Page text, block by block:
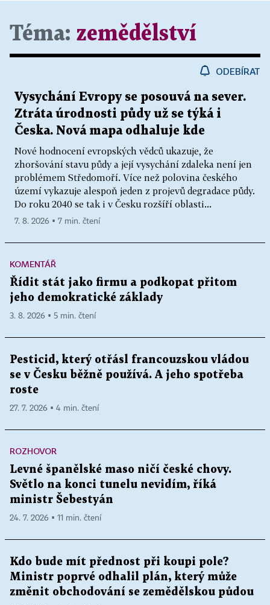
Téma: zemědělství
ODEBÍRAT
Vysychání Evropy se posouvá na sever.
Ztráta úrodnosti půdy už se týká i
Česka. Nová mapa odhaluje kde
Nové hodnocení evropských vědců ukazuje, že
zhoršování stavu půdy a její vysychání zdaleka není jen
problémem Středomoří. Více než polovina českého
území vykazuje alespoň jeden z projevů degradace půdy.
Do roku 2040 se tak i v Česku rozšíří oblasti...
7. 8. 2026 ▪ 7 min. čtení
KOMENTÁŘ
Řídit stát jako firmu a podkopat přitom
jeho demokratické základy
3. 8. 2026 ▪ 5 min. čtení
Pesticid, který otřásl francouzskou vládou
se v Česku běžně používá. A jeho spotřeba
roste
27. 7. 2026 ▪ 4 min. čtení
ROZHOVOR
Levné španělské maso ničí české chovy.
Světlo na konci tunelu nevidím, říká
ministr Šebestyán
24. 7. 2026 ▪ 11 min. čtení
Kdo bude mít přednost při koupi pole?
Ministr poprvé odhalil plán, který může
změnit obchodování se zemědělskou půdou